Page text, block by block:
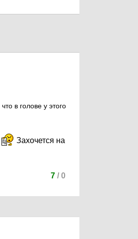
в голове у этого
Захочется на
7/ 0